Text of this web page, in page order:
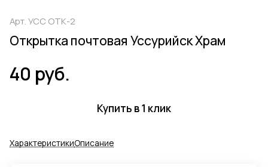
Арт. УСС ОТК-2
Открытка почтовая Уссурийск Храм
40 руб.
Купить в 1 клик
ХарактеристикиОписание